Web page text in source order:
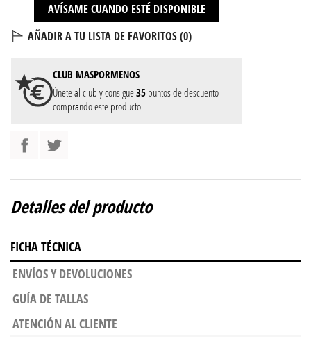
AVÍSAME CUANDO ESTÉ DISPONIBLE
AÑADIR A TU LISTA DE FAVORITOS (0)
CLUB MASPORMENOS
Únete al club y consigue35 puntos de descuento
comprando este producto.
Detalles del producto
FICHA TÉCNICA
ENVÍOS Y DEVOLUCIONES
GUÍA DE TALLAS
ATENCIÓN AL CLIENTE